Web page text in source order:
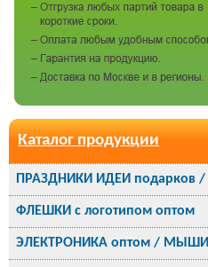
Каталог продукции
ПРАЗДНИКИ ИДЕИ подарков /
ФЛЕШКИ с логотипом оптом
ЭЛЕКТРОНИКА оптом / МЫШИ